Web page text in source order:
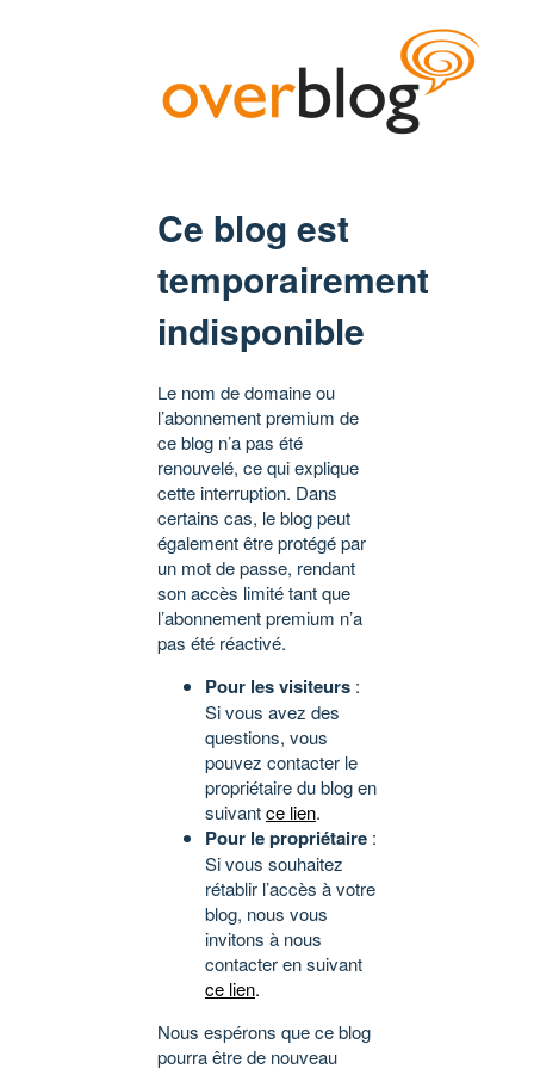
Ce blog est
temporairement
indisponible
Le nom de domaine ou
l’abonnement premium de
ce blog n’a pas été
renouvelé, ce qui explique
cette interruption. Dans
certains cas, le blog peut
également être protégé par
un mot de passe, rendant
son accès limité tant que
l’abonnement premium n’a
pas été réactivé.
Pour les visiteurs :
Si vous avez des
questions, vous
pouvez contacter le
propriétaire du blog en
suivantce lien.
Pour le propriétaire :
Si vous souhaitez
rétablir l’accès à votre
blog, nous vous
invitons à nous
contacter en suivant
ce lien.
Nous espérons que ce blog
pourra être de nouveau